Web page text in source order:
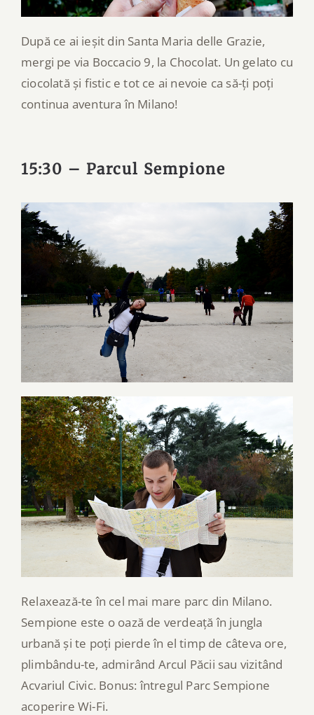
După ce ai ieșit din Santa Maria delle Grazie,
mergi pe via Boccacio 9, la Chocolat. Un gelato cu
ciocolată și fistic e tot ce ai nevoie ca să-ți poți
continua aventura în Milano!
15:30 – Parcul Sempione
Relaxează-te în cel mai mare parc din Milano.
Sempione este o oază de verdeață în jungla
urbană și te poți pierde în el timp de câteva ore,
plimbându-te, admirând Arcul Păcii sau vizitând
Acvariul Civic. Bonus: întregul Parc Sempione
acoperire Wi-Fi.